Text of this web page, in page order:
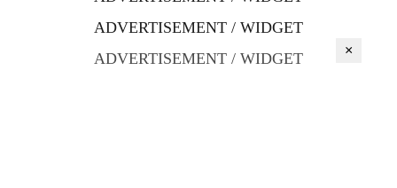
ADVERTISEMENT / WIDGET
ADVERTISEMENT / WIDGET
×